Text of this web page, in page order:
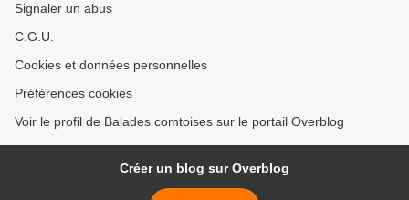
Signaler un abus
C.G.U.
Cookies et données personnelles
Préférences cookies
Voir le profil de Balades comtoises sur le portail Overblog
Créer un blog sur Overblog